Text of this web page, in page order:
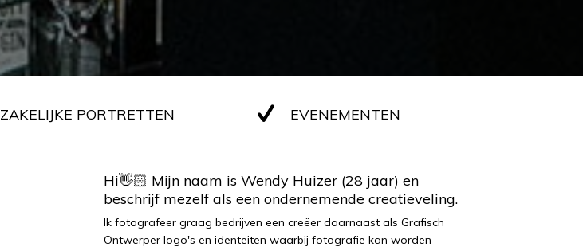
ZAKELIJKE PORTRETTEN EVENEMENTEN
Hi👋🏻 Mijn naam is Wendy Huizer (28 jaar) en
beschrijf mezelf als een ondernemende creatieveling.
Ik fotografeer graag bedrijven een creëer daarnaast als Grafisch
Ontwerper logo's en identeiten waarbij fotografie kan worden